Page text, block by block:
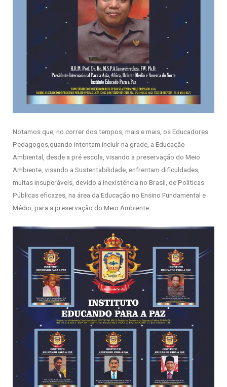
Notamos que, no correr dos tempos, mais e mais, os Educadores
Pedagogos,quando intentam incluir na grade, a Educação
Ambiental, desde a pré escola, visando a preservação do Meio
Ambiente, visando a Sustentabilidade, enfrentam dificuldades,
muitas insuperáveis, devido a inexistência no Brasil, de Políticas
Públicas eficazes, na área da Educação no Ensino Fundamental e
Médio, para a preservação do Meio Ambiente.